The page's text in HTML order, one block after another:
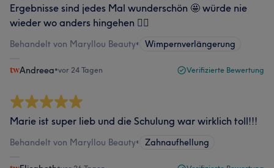
Ergebnisse sind jedes Mal wunderschön 🤩 würde nie
wieder wo anders hingehen ✌🏻
Behandelt von Maryllou Beauty• Wimpernverlängerung
Andreea•vor 24 Tagen Verifizierte Bewertung
Marie ist super lieb und die Schulung war wirklich toll!!!
Behandelt von Maryllou Beauty• Zahnaufhellung